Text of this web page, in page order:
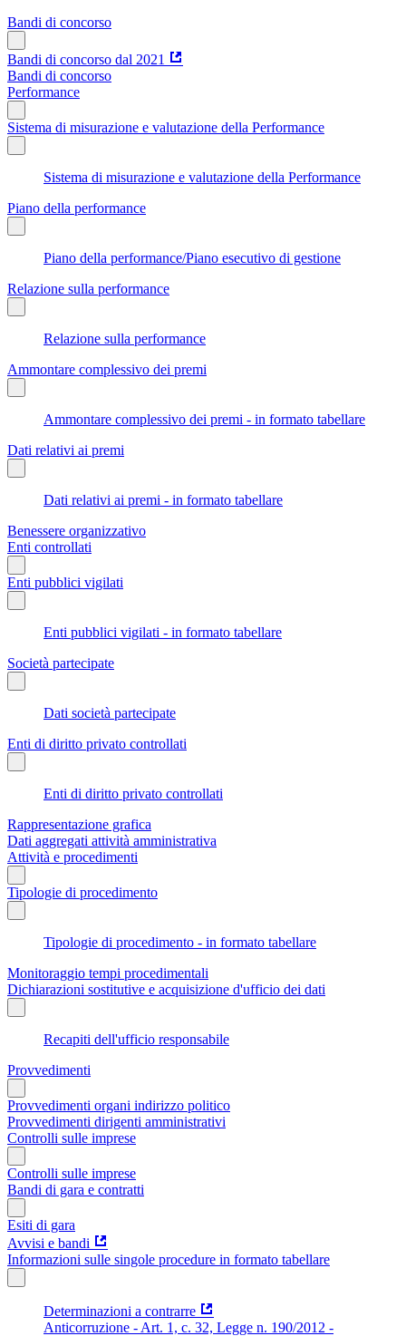
Bandi di concorso
Bandi di concorso dal 2021
Bandi di concorso
Performance
Sistema di misurazione e valutazione della Performance
Sistema di misurazione e valutazione della Performance
Piano della performance
Piano della performance/Piano esecutivo di gestione
Relazione sulla performance
Relazione sulla performance
Ammontare complessivo dei premi
Ammontare complessivo dei premi - in formato tabellare
Dati relativi ai premi
Dati relativi ai premi - in formato tabellare
Benessere organizzativo
Enti controllati
Enti pubblici vigilati
Enti pubblici vigilati - in formato tabellare
Società partecipate
Dati società partecipate
Enti di diritto privato controllati
Enti di diritto privato controllati
Rappresentazione grafica
Dati aggregati attività amministrativa
Attività e procedimenti
Tipologie di procedimento
Tipologie di procedimento - in formato tabellare
Monitoraggio tempi procedimentali
Dichiarazioni sostitutive e acquisizione d'ufficio dei dati
Recapiti dell'ufficio responsabile
Provvedimenti
Provvedimenti organi indirizzo politico
Provvedimenti dirigenti amministrativi
Controlli sulle imprese
Controlli sulle imprese
Bandi di gara e contratti
Esiti di gara
Avvisi e bandi
Informazioni sulle singole procedure in formato tabellare
Determinazioni a contrarre
Anticorruzione - Art. 1, c. 32, Legge n. 190/2012 -